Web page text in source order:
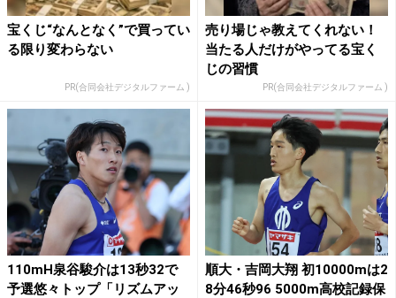
宝くじ“なんとなく”で買ってい
る限り変わらない
PR(合同会社デジタルファーム )
売り場じゃ教えてくれない！
当たる人だけがやってる宝く
じの習慣
PR(合同会社デジタルファーム )
110mH泉谷駿介は13秒32で
予選悠々トップ「リズムアッ
順大・吉岡大翔 初10000mは2
8分46秒96 5000m高校記録保